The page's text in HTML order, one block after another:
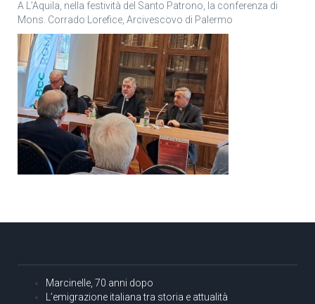
A L’Aquila, nella festività del Santo Patrono, la conferenza di
Mons. Corrado Lorefice, Arcivescovo di Palermo
Marcinelle, 70 anni dopo
L’emigrazione italiana tra storia e attualità